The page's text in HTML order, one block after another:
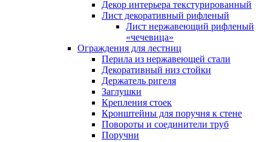
Декор интерьера текстурированный
Лист декоративный рифленый
Лист нержавеющий рифленый
«чечевица»
Ограждения для лестниц
Перила из нержавеющей стали
Декоративный низ стойки
Держатель ригеля
Заглушки
Крепления стоек
Кронштейны для поручня к стене
Повороты и соединители труб
Поручни